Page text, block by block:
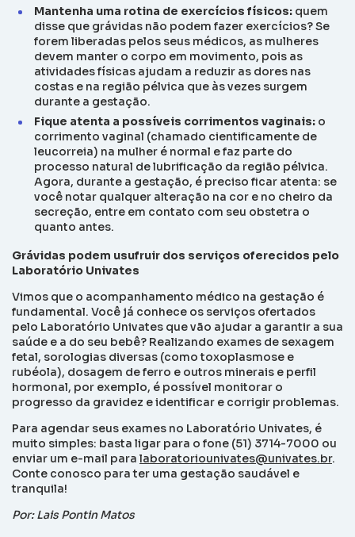
Mantenha uma rotina de exercícios físicos: quem
disse que grávidas não podem fazer exercícios? Se
forem liberadas pelos seus médicos, as mulheres
devem manter o corpo em movimento, pois as
atividades físicas ajudam a reduzir as dores nas
costas e na região pélvica que às vezes surgem
durante a gestação.
Fique atenta a possíveis corrimentos vaginais: o
corrimento vaginal (chamado cientificamente de
leucorreia) na mulher é normal e faz parte do
processo natural de lubrificação da região pélvica.
Agora, durante a gestação, é preciso ficar atenta: se
você notar qualquer alteração na cor e no cheiro da
secreção, entre em contato com seu obstetra o
quanto antes.
Grávidas podem usufruir dos serviços oferecidos pelo
Laboratório Univates
Vimos que o acompanhamento médico na gestação é
fundamental. Você já conhece os serviços ofertados
pelo Laboratório Univates que vão ajudar a garantir a sua
saúde e a do seu bebê? Realizando exames de sexagem
fetal, sorologias diversas (como toxoplasmose e
rubéola), dosagem de ferro e outros minerais e perfil
hormonal, por exemplo, é possível monitorar o
progresso da gravidez e identificar e corrigir problemas.
Para agendar seus exames no Laboratório Univates, é
muito simples: basta ligar para o fone (51) 3714-7000 ou
enviar um e-mail para laboratoriounivates@univates.br.
Conte conosco para ter uma gestação saudável e
tranquila!
Por: Lais Pontin Matos